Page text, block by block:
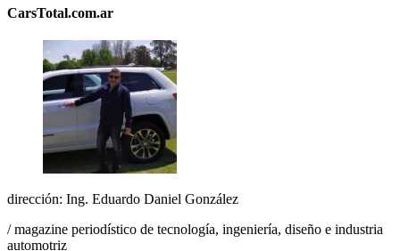
CarsTotal.com.ar
dirección: Ing. Eduardo Daniel González
/ magazine periodístico de tecnología, ingeniería, diseño e industria
automotriz